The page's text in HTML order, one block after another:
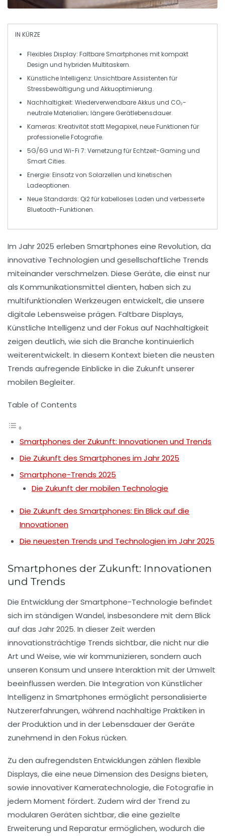
IN KÜRZE
Flexibles Display: Faltbare Smartphones mit kompakt
Design und hybriden Multitaskern.
Künstliche Intelligenz: Unsichtbare Assistenten für
Stressbewältigung und Akkuoptimierung.
Nachhaltigkeit: Wiederverwendbare Akkus und CO₂-
neutrale Materialien; längere Gerätlebensdauer.
Kameras: Kreativität statt Megapixel, neue Funktionen für
professionelle Fotografie.
5G/6G und Wi-Fi 7: Vernetzung für Echtzeit-Gaming und
Smart Cities.
Energie: Einsatz von Solarzellen und kinetischen
Ladeoptionen.
Neue Standards: Qi2 für kabelloses Laden und verbesserte
Bluetooth-Funktionen.
Im Jahr2025 erleben Smartphones eine Revolution, da
innovative Technologien und gesellschaftliche Trends
miteinander verschmelzen. Diese Geräte, die einst nur
als Kommunikationsmittel dienten, haben sich zu
multifunktionalen Werkzeugen entwickelt, die unsere
digitale Lebensweise prägen. Faltbare Displays,
Künstliche Intelligenz und der Fokus auf Nachhaltigkeit
zeigen deutlich, wie sich die Branche kontinuierlich
weiterentwickelt. In diesem Kontext bieten die neusten
Trends aufregende Einblicke in die Zukunft unserer
mobilen Begleiter.
Table of Contents
Smartphones der Zukunft: Innovationen und Trends
Die Zukunft des Smartphones im Jahr 2025
Smartphone-Trends 2025
Die Zukunft der mobilen Technologie
Die Zukunft des Smartphones: Ein Blick auf die
Innovationen
Die neuesten Trends und Technologien im Jahr 2025
Smartphones der Zukunft: Innovationen
und Trends
Die Entwicklung derSmartphone-Technologie befindet
sich im ständigen Wandel, insbesondere mit dem Blick
auf das Jahr 2025. In dieser Zeit werden
innovationsträchtige Trends sichtbar, die nicht nur die
Art und Weise, wie wir kommunizieren, sondern auch
unseren Konsum und unsere Interaktion mit der Umwelt
beeinflussen werden. Die Integration von Künstlicher
Intelligenz in Smartphones ermöglicht personalisierte
Nutzererfahrungen, während nachhaltige Praktiken in
der Produktion und in der Lebensdauer der Geräte
zunehmend in den Fokus rücken.
Zu den aufregendsten Entwicklungen zählen flexible
Displays, die eine neue Dimension des Designs bieten,
sowie innovativer Kameratechnologie, die Fotografie in
jedem Moment fördert. Zudem wird der Trend zu
modularen Geräten sichtbar, die eine gezielte
Erweiterung und Reparatur ermöglichen, wodurch die